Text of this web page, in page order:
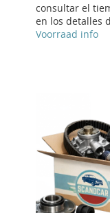
consultar el
en los detalles
Voorraad info